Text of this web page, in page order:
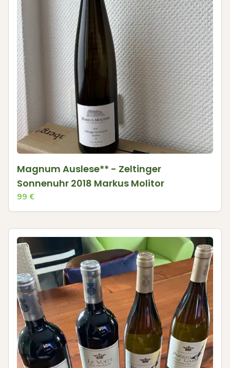
Magnum Auslese** - Zeltinger
Sonnenuhr 2018 Markus Molitor
99 €